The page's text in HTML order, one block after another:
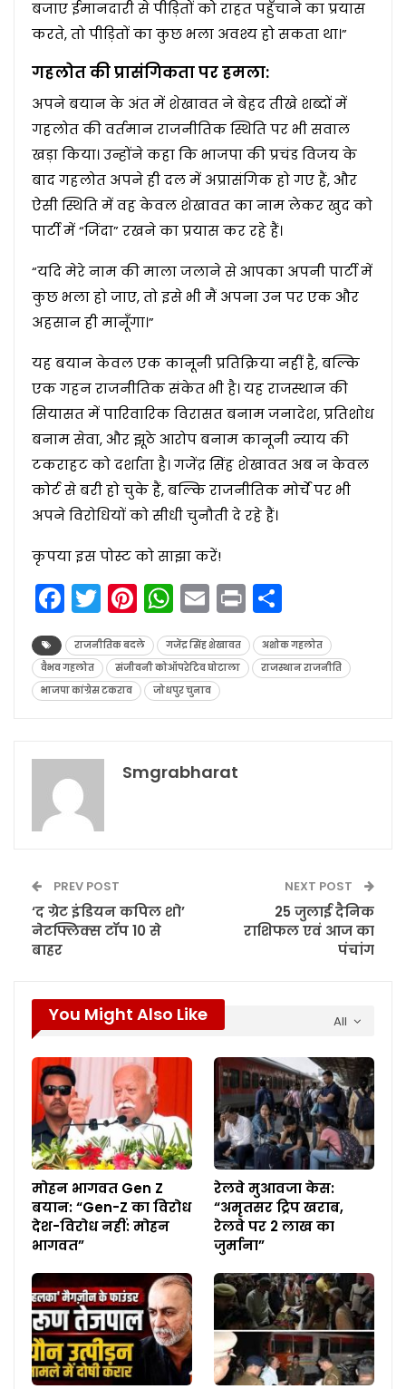
बजाए ईमानदारी से पीड़ितों को राहत पहुँचाने का प्रयास
करते, तो पीड़ितों का कुछ भला अवश्य हो सकता था।”
गहलोत की प्रासंगिकता पर हमला:
अपने बयान के अंत में शेखावत ने बेहद तीखे शब्दों में
गहलोत की वर्तमान राजनीतिक स्थिति पर भी सवाल
खड़ा किया। उन्होंने कहा कि भाजपा की प्रचंड विजय के
बाद गहलोत अपने ही दल में अप्रासंगिक हो गए हैं, और
ऐसी स्थिति में वह केवल शेखावत का नाम लेकर खुद को
पार्टी में “जिंदा” रखने का प्रयास कर रहे हैं।
“यदि मेरे नाम की माला जलाने से आपका अपनी पार्टी में
कुछ भला हो जाए, तो इसे भी मैं अपना उन पर एक और
अहसान ही मानूँगा।”
यह बयान केवल एक कानूनी प्रतिक्रिया नहीं है, बल्कि
एक गहन राजनीतिक संकेत भी है। यह राजस्थान की
सियासत में पारिवारिक विरासत बनाम जनादेश, प्रतिशोध
बनाम सेवा, और झूठे आरोप बनाम कानूनी न्याय की
टकराहट को दर्शाता है। गजेंद्र सिंह शेखावत अब न केवल
कोर्ट से बरी हो चुके हैं, बल्कि राजनीतिक मोर्चे पर भी
अपने विरोधियों को सीधी चुनौती दे रहे हैं।
कृपया इस पोस्ट को साझा करें!
Facebook
Twitter
Pinterest
WhatsApp
Email
Print
राजनीतिक बदले गजेंद्र सिंह शेखावत
अशोक गहलोत
वैभव गहलोत
संजीवनी कोऑपरेटिव घोटाला
राजस्थान राजनीति
भाजपा कांग्रेस टकराव
जोधपुर चुनाव
Smgrabharat
PREV POST
‘द ग्रेट इंडियन कपिल शो’
नेटफ्लिक्स टॉप 10 से
बाहर
NEXT POST
25 जुलाई दैनिक
राशिफल एवं आज का
पंचांग
All
You Might Also Like
मोहन भागवत Gen Z
बयान: “Gen-Z का विरोध
देश-विरोध नहीं: मोहन
भागवत”
रेलवे मुआवजा केस:
“अमृतसर ट्रिप खराब,
रेलवे पर 2 लाख का
जुर्माना”